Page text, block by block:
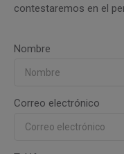
contestaremos en el
Nombre
Correo electrónico